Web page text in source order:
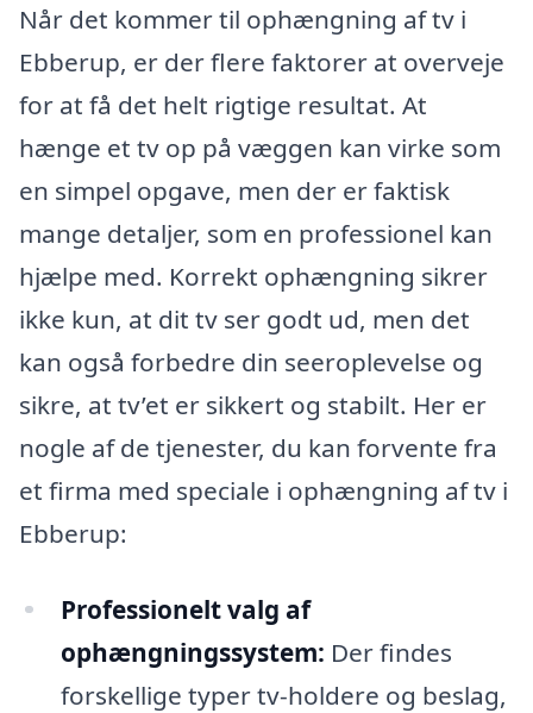
Når det kommer til ophængning af tv i
Ebberup, er der flere faktorer at overveje
for at få det helt rigtige resultat. At
hænge et tv op på væggen kan virke som
en simpel opgave, men der er faktisk
mange detaljer, som en professionel kan
hjælpe med. Korrekt ophængning sikrer
ikke kun, at dit tv ser godt ud, men det
kan også forbedre din seeroplevelse og
sikre, at tv’et er sikkert og stabilt. Her er
nogle af de tjenester, du kan forvente fra
et firma med speciale i ophængning af tv i
Ebberup:
Professionelt valg af
ophængningssystem: Der findes
forskellige typer tv-holdere og beslag,